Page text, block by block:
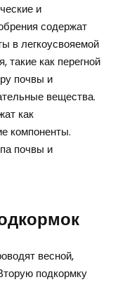
и
содержат
в легкоусвояемой
такие как перегной
почвы и
вещества.
как
компоненты.
почвы и
весной,
подкормку